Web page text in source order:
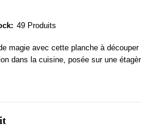
49 Produits
magie avec cette planche à
dans la cuisine, posée sur une